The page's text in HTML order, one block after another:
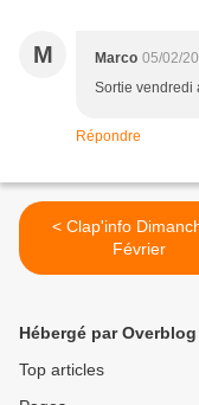
M Marco 05/02/
Sortie vendredi
Répondre
< Clap'info Dimanche 2
Février
Hébergé par Overblog
Top articles